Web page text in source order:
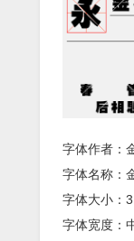
字体作者：
字体名称：
字体大小：
字体宽度：